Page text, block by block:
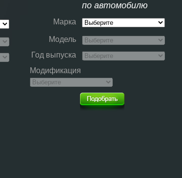
по автомобилю
Марка
Модель
Год выпуска
Модификация